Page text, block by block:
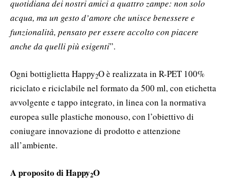
quotidiana dei nostri amici a quattro zampe: non solo
acqua, ma un gesto d’amore che unisce benessere e
funzionalità, pensato per essere accolto con piacere
anche da quelli più esigenti”.
Ogni bottiglietta Happy2O è realizzata in R-PET 100%
riciclato e riciclabile nel formato da 500 ml, con etichetta
avvolgente e tappo integrato, in linea con la normativa
europea sulle plastiche monouso, con l’obiettivo di
coniugare innovazione di prodotto e attenzione
all’ambiente.
A proposito di Happy2O